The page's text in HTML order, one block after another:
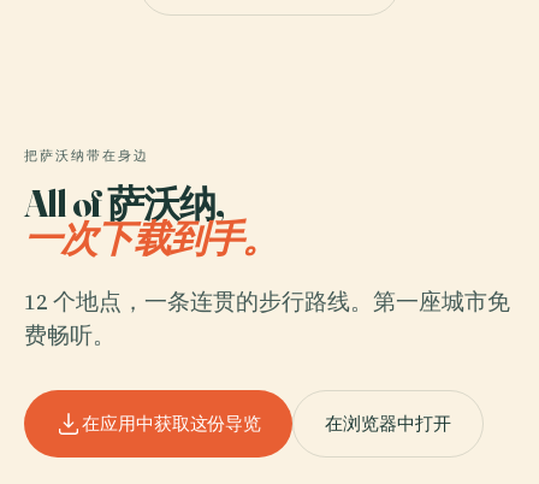
把萨沃纳带在身边
All of 萨沃纳,
一次下载到手。
12 个地点，一条连贯的步行路线。第一座城市免
费畅听。
在应用中获取这份导览 在浏览器中打开